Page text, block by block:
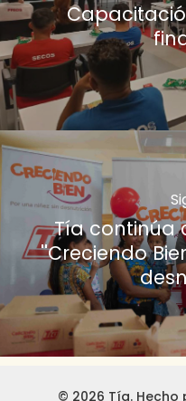
Tía continúa
''Creciendo
© 2026 Tía. Hecho